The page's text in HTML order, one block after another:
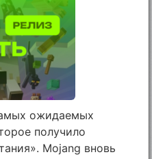
ожидаемых
получило
Mojang вновь